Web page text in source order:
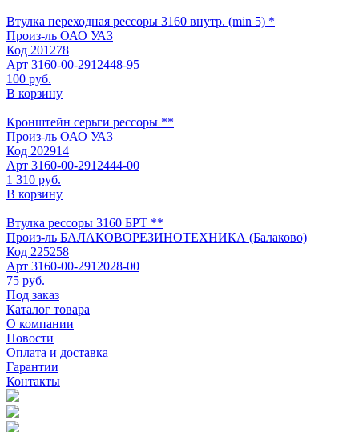
Втулка переходная рессоры 3160 внутр. (min 5) *
Произ-ль ОАО УАЗ
Код 201278
Арт 3160-00-2912448-95
100 руб.
В корзину
Кронштейн серьги рессоры **
Произ-ль ОАО УАЗ
Код 202914
Арт 3160-00-2912444-00
1 310 руб.
В корзину
Втулка рессоры 3160 БРТ **
Произ-ль БАЛАКОВОРЕЗИНОТЕХНИКА (Балаково)
Код 225258
Арт 3160-00-2912028-00
75 руб.
Под заказ
Каталог товара
О компании
Новости
Оплата и доставка
Гарантии
Контакты